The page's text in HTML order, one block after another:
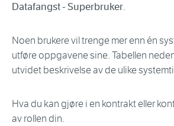
Datafangst - Superbruker.
Noen brukere vil trenge mer enn én
utføre oppgavene sine. Tabellen
utvidet beskrivelse av de ulike
Hva du kan gjøre i en kontrakt eller
av rollen din.